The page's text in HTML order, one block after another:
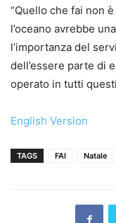
“Quello che fai non
l’oceano avrebbe
l’importanza del
dell’essere parte di
operato in tutti
English Version
TAGS FAI Natale